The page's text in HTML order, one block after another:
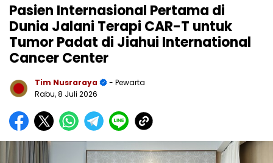
Pasien Internasional Pertama di
Dunia Jalani Terapi CAR-T untuk
Tumor Padat di Jiahui International
Cancer Center
Tim Nusraraya
- Pewarta
Rabu, 8 Juli 2026